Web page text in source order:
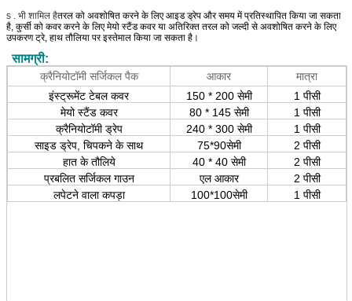
s . भी शामिल हैतरल को अवशोषित करने के लिए आइड ड्रेप और समय में प्रतिस्थापित किया जा सकता
है, कुर्सी को कवर करने के लिए मेयो स्टैंड कवर या अतिरिक्त तरल को जल्दी से अवशोषित करने के लिए
उपकरण ट्रे, हाथ तौलिया पर इस्तेमाल किया जा सकता है।
सामग्री:
क्रैनियोटॉमी सर्जिकल पैक आकार
मात्रा
इंस्ट्रूमेंट टेबल कवर
150 * 200 सेमी
1 पीसी
मेयो स्टैंड कवर
80 * 145 सेमी
1 पीसी
क्रैनियोटॉमी ड्रेप
240 * 300 सेमी
1 पीसी
साइड ड्रेप, चिपकने के साथ
75*90सेमी
2 पीसी
हात के तौलिये
40 * 40 सेमी
2 पीसी
प्रबलित सर्जिकल गाउन
एल आकार
2 पीसी
लपेटने वाला कपड़ा
100*100सेमी 1 पीसी